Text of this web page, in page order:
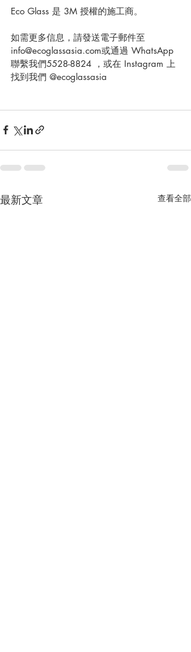
Eco Glass 是 3M 授權的施工商。
如需更多信息，請發送電子郵件至
info@ecoglassasia.com或通過 WhatsApp
聯繫我們5528-8824 ，或在 Instagram 上
找到我們 @ecoglassasia
最新文章 查看全部